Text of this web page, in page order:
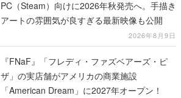
PC（Steam）向けに2026年秋発売へ。手描き
アートの雰囲気が良すぎる最新映像も公開
2026年8月9日
『FNaF』「フレディ・ファズベアーズ・ピ
ザ」の実店舗がアメリカの商業施設
「American Dream」に2027年オープン！